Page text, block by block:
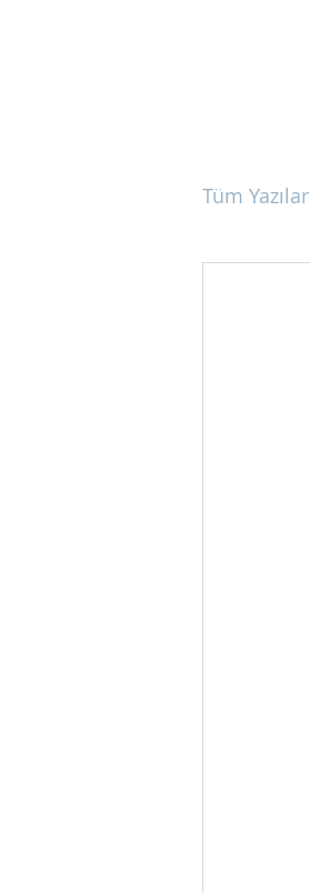
Tüm Yazılar